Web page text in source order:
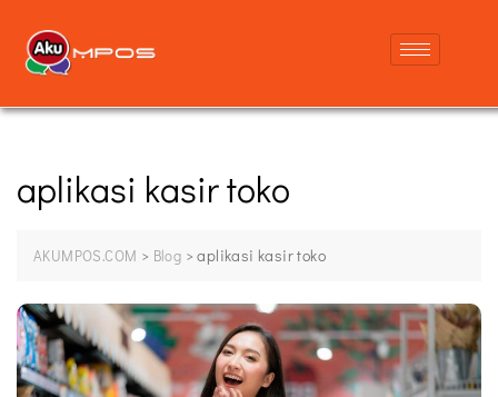
aplikasi kasir toko
AKUMPOS.COM > Blog >aplikasi kasir toko